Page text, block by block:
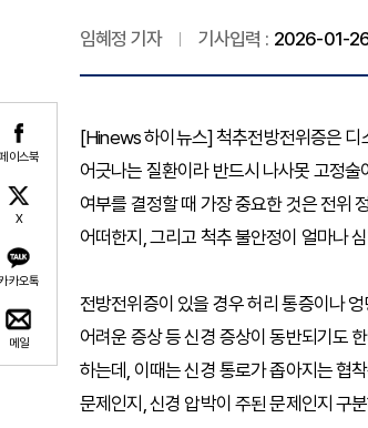
이스북
X
카오톡
메일
임혜정 기자 기사입력 : 2026-01-
[Hinews 하이뉴스] 척추전방전위증은 디
어긋나는 질환이라 반드시 나사못 고정
여부를 결정할 때 가장 중요한 것은 전위
어떠한지, 그리고 척추 불안정이 얼마나
전방전위증이 있을 경우 허리 통증이나
어려운 증상 등 신경 증상이 동반되기도
하는데, 이때는 신경 통로가 좁아지는 협
문제인지, 신경 압박이 주된 문제인지 구